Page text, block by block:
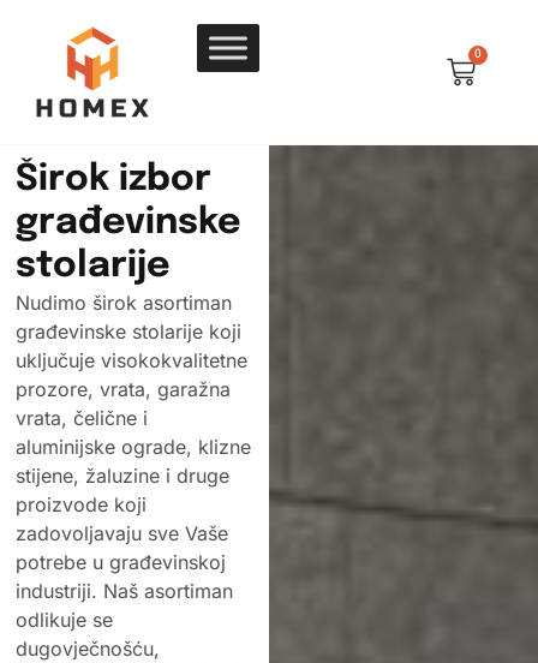
0
Širok izbor
građevinske
stolarije
Nudimo širok asortiman
građevinske stolarije koji
uključuje visokokvalitetne
prozore, vrata, garažna
vrata, čelične i
aluminijske ograde, klizne
stijene, žaluzine i druge
proizvode koji
zadovoljavaju sve Vaše
potrebe u građevinskoj
industriji. Naš asortiman
odlikuje se
dugovječnošću,